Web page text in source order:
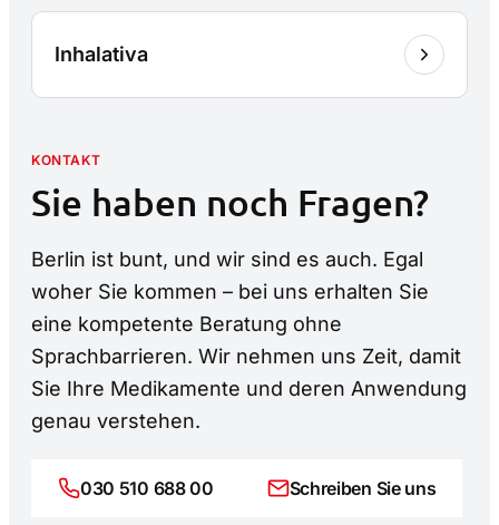
Inhalativa
KONTAKT
–
Sie haben noch Fragen?
Berlin ist bunt, und wir sind es auch. Egal
woher Sie kommen – bei uns erhalten Sie
eine kompetente Beratung ohne
Sprachbarrieren. Wir nehmen uns Zeit, damit
Sie Ihre Medikamente und deren Anwendung
genau verstehen.
030 510 688 00 Schreiben Sie uns